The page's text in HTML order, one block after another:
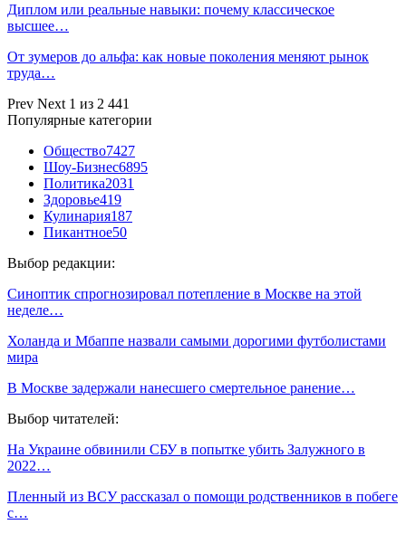
Диплом или реальные навыки: почему классическое
высшее…
От зумеров до альфа: как новые поколения меняют рынок
труда…
Prev Next 1 из 2 441
Популярные категории
Общество7427
Шоу-Бизнес6895
Политика2031
Здоровье419
Кулинария187
Пикантное50
Выбор редакции:
Синоптик спрогнозировал потепление в Москве на этой
неделе…
Холанда и Мбаппе назвали самыми дорогими футболистами
мира
В Москве задержали нанесшего смертельное ранение…
Выбор читателей:
На Украине обвинили СБУ в попытке убить Залужного в
2022…
Пленный из ВСУ рассказал о помощи родственников в побеге
с…